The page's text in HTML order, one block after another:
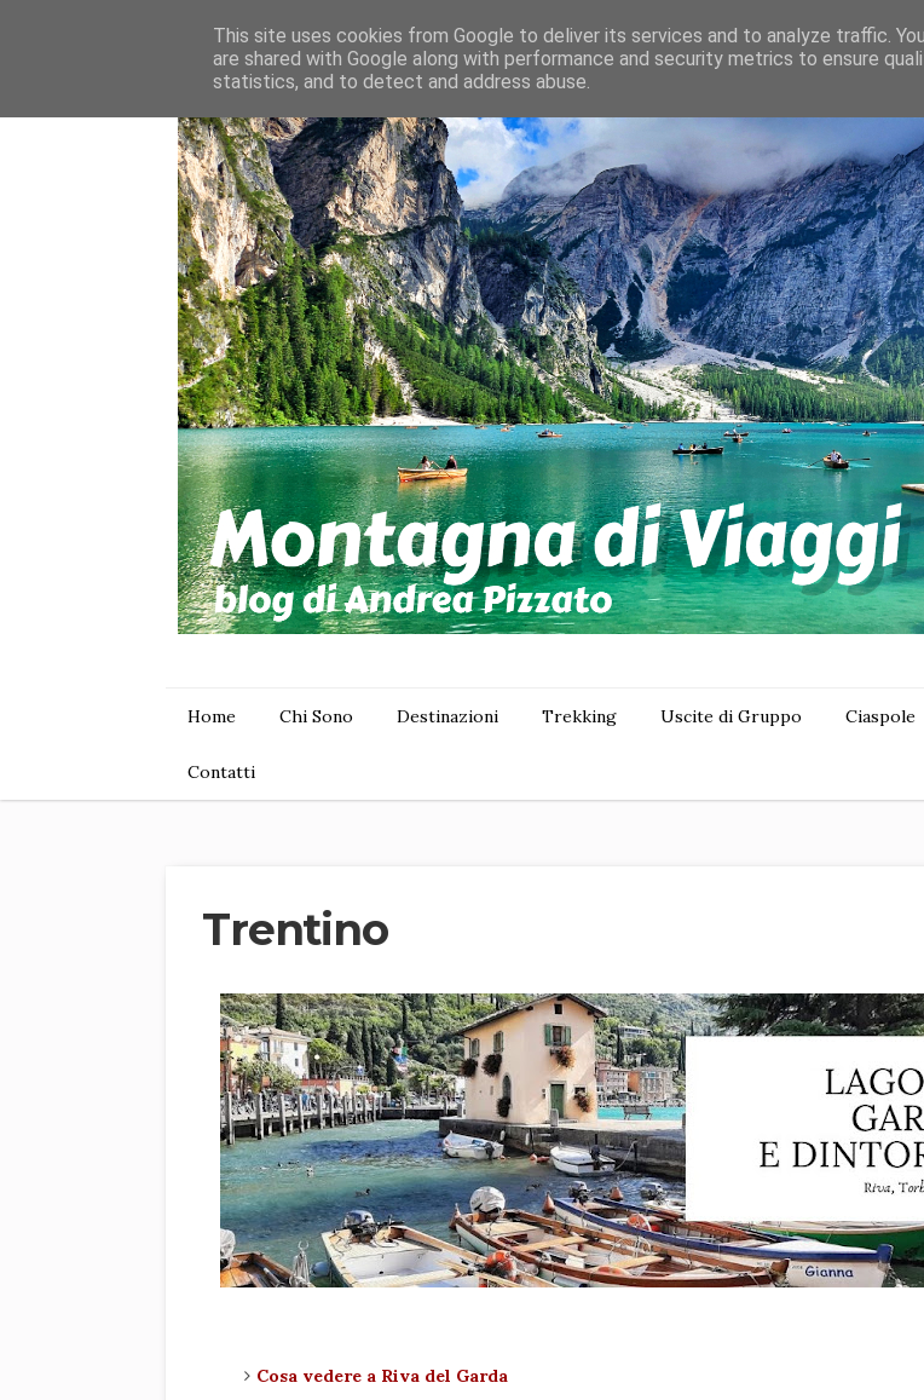
Home Chi Sono Destinazioni Trekking Uscite di Gruppo Ciaspole
Contatti
Trentino
Cosa vedere a Riva del Garda
This site uses cookies from Google to deliver its services and to analyze traffic.
are shared with Google along with performance and security metrics to ensure
statistics, and to detect and address abuse.